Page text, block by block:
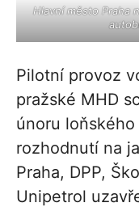
Hlavní město Praha
Pilotní provoz
pražské MHD
únoru
rozhodnutí na
Praha, DPP,
Unipetrol